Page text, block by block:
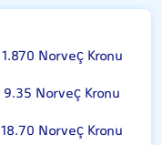
1.870 Norveç Kronu
9.35 Norveç Kronu
18.70 Norveç Kronu